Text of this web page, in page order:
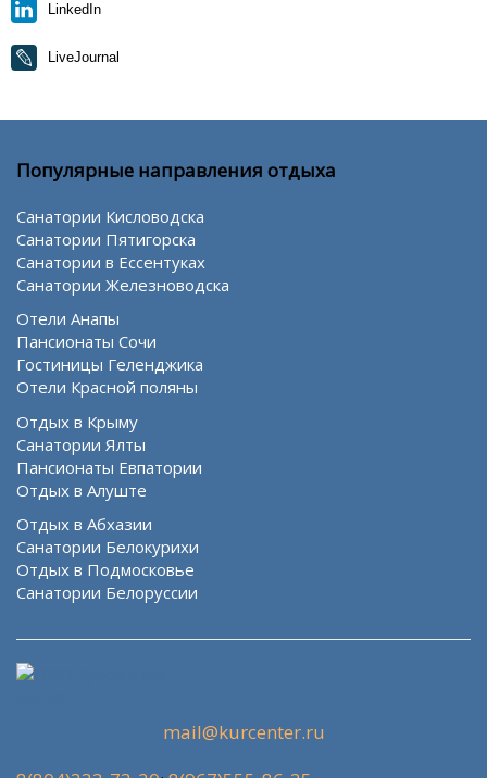
LinkedIn
LiveJournal
Популярные направления отдыха
Санатории Кисловодска
Санатории Пятигорска
Санатории в Ессентуках
Санатории Железноводска
Отели Анапы
Пансионаты Сочи
Гостиницы Геленджика
Отели Красной поляны
Отдых в Крыму
Санатории Ялты
Пансионаты Евпатории
Отдых в Алуште
Отдых в Абхазии
Санатории Белокурихи
Отдых в Подмосковье
Санатории Белоруссии
mail@kurcenter.ru